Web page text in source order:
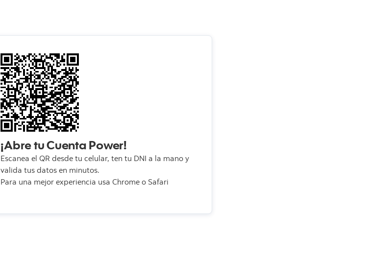
¡Abre tuCuenta Power!
Escanea el QR desde tu celular, ten tu DNI a la mano y
valida tus datos en minutos.
Para una mejor experiencia usa Chrome o Safari